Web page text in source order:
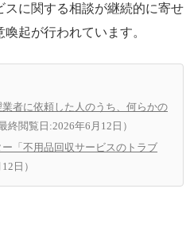
に関する相談が継続的に寄せ
起が行われています。
者に依頼した人のうち、何らかの
最終閲覧日:2026年6月12日）
「不用品回収サービスのトラブ
日）